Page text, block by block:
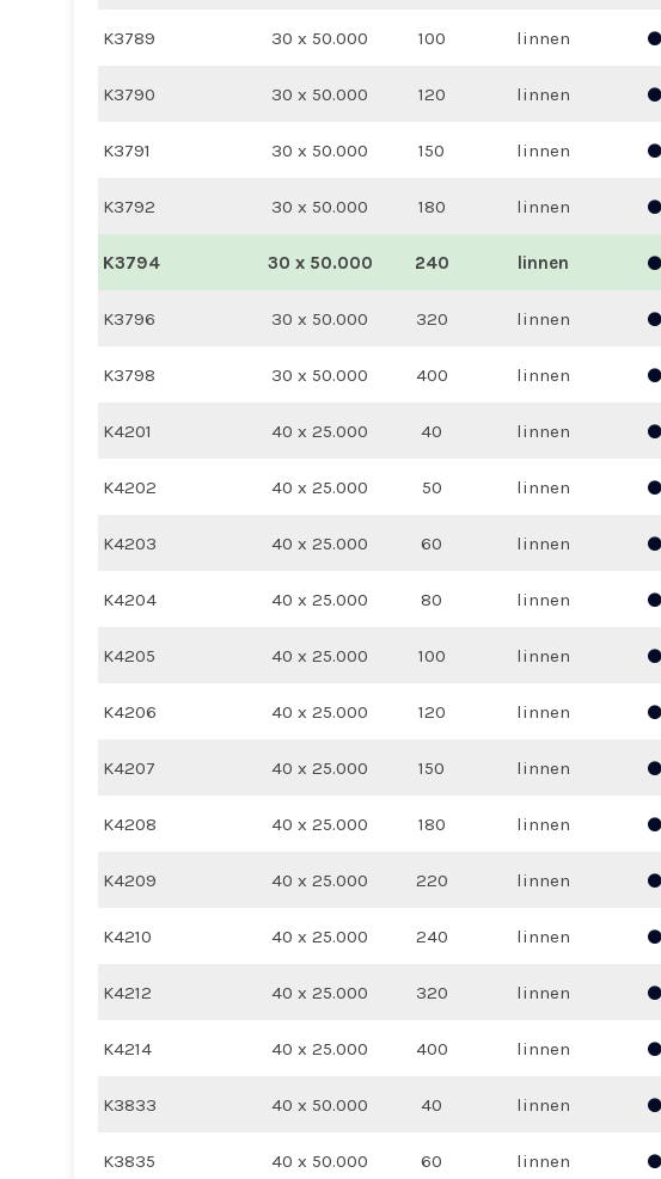
K3789 30 x 50.000 100 linnen
K3790 30 x 50.000 120 linnen
K3791 30 x 50.000 150 linnen
K3792 30 x 50.000 180 linnen
K3794 30 x 50.000 240 linnen
K3796 30 x 50.000 320 linnen
K3798 30 x 50.000 400 linnen
K4201 40 x 25.000 40 linnen
K4202 40 x 25.000 50 linnen
K4203 40 x 25.000 60 linnen
K4204 40 x 25.000 80 linnen
K4205 40 x 25.000 100 linnen
K4206 40 x 25.000 120 linnen
K4207 40 x 25.000 150 linnen
K4208 40 x 25.000 180 linnen
K4209 40 x 25.000 220 linnen
K4210 40 x 25.000 240 linnen
K4212 40 x 25.000 320 linnen
K4214 40 x 25.000 400 linnen
K3833 40 x 50.000 40 linnen
K3835 40 x 50.000 60 linnen